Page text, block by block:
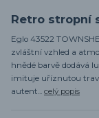
Retro stropní
Eglo 43522
zvláštní vzhled a
hnědé barvě dodává
imituje uříznutou
autent... celý popis